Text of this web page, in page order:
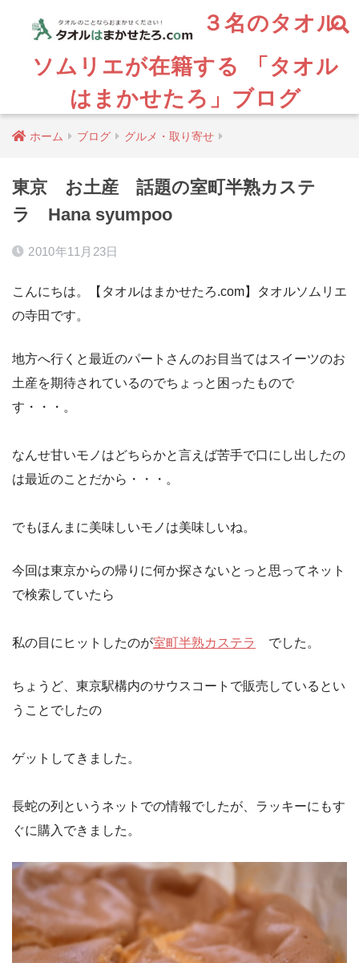
３名のタオル
ソムリエが在籍する 「タオル
はまかせたろ」ブログ
ホーム ブログ グルメ・取り寄せ
東京 お土産 話題の室町半熟カステ
ラ Hana syumpoo
2010年11月23日
こんにちは。【タオルはまかせたろ.com】タオルソムリエ
の寺田です。
地方へ行くと最近のパートさんのお目当てはスイーツのお
土産を期待されているのでちょっと困ったもので
す・・・。
なんせ甘いモノはどちらかと言えば苦手で口にし出したの
は最近のことだから・・・。
でもほんまに美味しいモノは美味しいね。
今回は東京からの帰りに何か探さないとっと思ってネット
で検索していたら
私の目にヒットしたのが室町半熟カステラ でした。
ちょうど、東京駅構内のサウスコートで販売しているとい
うことでしたの
ゲットしてきました。
長蛇の列というネットでの情報でしたが、ラッキーにもす
ぐに購入できました。